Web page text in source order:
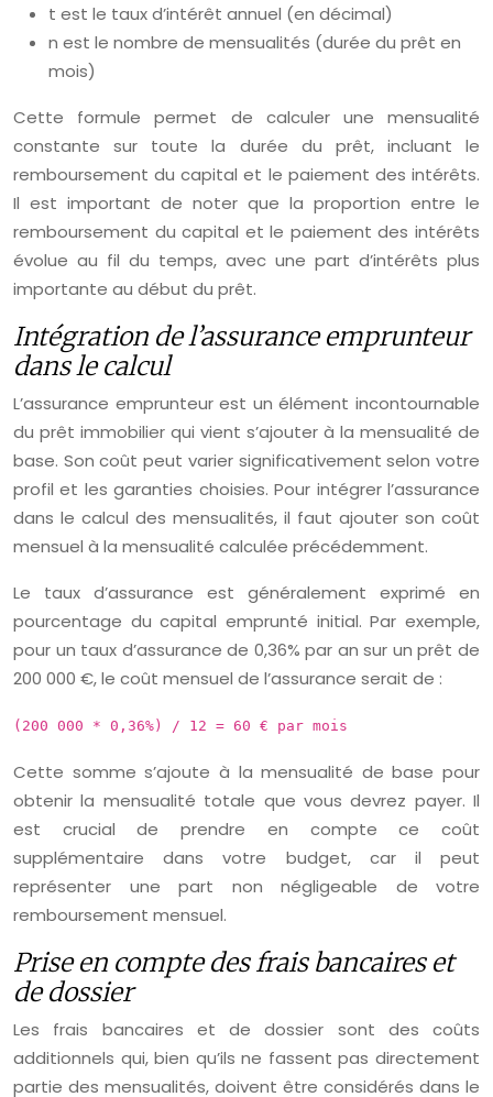
t est le taux d’intérêt annuel (en décimal)
n est le nombre de mensualités (durée du prêt en
mois)
Cette formule permet de calculer une mensualité
constante sur toute la durée du prêt, incluant le
remboursement du capital et le paiement des intérêts.
Il est important de noter que la proportion entre le
remboursement du capital et le paiement des intérêts
évolue au fil du temps, avec une part d’intérêts plus
importante au début du prêt.
Intégration de l’assurance emprunteur
dans le calcul
L’assurance emprunteur est un élément incontournable
du prêt immobilier qui vient s’ajouter à la mensualité de
base. Son coût peut varier significativement selon votre
profil et les garanties choisies. Pour intégrer l’assurance
dans le calcul des mensualités, il faut ajouter son coût
mensuel à la mensualité calculée précédemment.
Le taux d’assurance est généralement exprimé en
pourcentage du capital emprunté initial. Par exemple,
pour un taux d’assurance de 0,36% par an sur un prêt de
200 000 €, le coût mensuel de l’assurance serait de :
(200 000 * 0,36%) / 12 = 60 € par mois
Cette somme s’ajoute à la mensualité de base pour
obtenir la mensualité totale que vous devrez payer. Il
est crucial de prendre en compte ce coût
supplémentaire dans votre budget, car il peut
représenter une part non négligeable de votre
remboursement mensuel.
Prise en compte des frais bancaires et
de dossier
Les frais bancaires et de dossier sont des coûts
additionnels qui, bien qu’ils ne fassent pas directement
partie des mensualités, doivent être considérés dans le